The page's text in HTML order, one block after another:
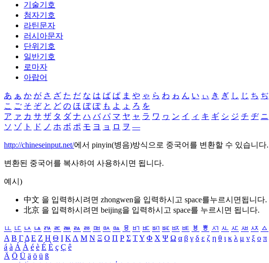
기술기호
첨자기호
라틴문자
러시아문자
단위기호
일반기호
로마자
아랍어
あ ぁ か が さ ざ た だ な は ば ぱ ま や ゃ ら わ ゎ ん い ぃ き ぎ し じ ち ぢ
こ ご そ ぞ と ど の ほ ぼ ぽ も よ ょ ろ を
ア ァ カ サ ザ タ ダ ナ ハ バ パ マ ヤ ャ ラ ワ ヮ ン イ ィ キ ギ シ ジ チ ヂ ニ
ソ ゾ ト ド ノ ホ ボ ポ モ ヨ ョ ロ ヲ ―
http://chineseinput.net/에서 pinyin(병음)방식으로 중국어를 변환할 수 있습니다.
변환된 중국어를 복사하여 사용하시면 됩니다.
예시)
中文 을 입력하시려면 zhongwen을 입력하시고 space를누르시면됩니다.
北京 을 입력하시려면 beijing을 입력하시고 space를 누르시면 됩니다.
ㅥ ㅦ ㅧ ㅨ ㅩ ㅪ ㅫ ㅬ ㅭ ㅮ ㅯ ㅰ ㅱ ㅲ ㅳ ㅴ ㅵ ㅶ ㅷ ㅸ ㅹ ㅺ ㅻ ㅼ ㅽ ㅾ ㅿ
Α Β ΓΔ Ε Ζ Η Θ Ι ΚΛ Μ Ν Ξ Ο Π Ρ Σ ΤΥ Φ Χ Ψ Ω α β γ δ ε ζ η θ ι κ λ μ ν ξ ο π
á à Á À é è É È ç Ç ê
Ä Ö Ü ä ö ü ß